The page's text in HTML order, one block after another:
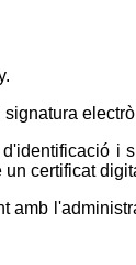
i
un certificat